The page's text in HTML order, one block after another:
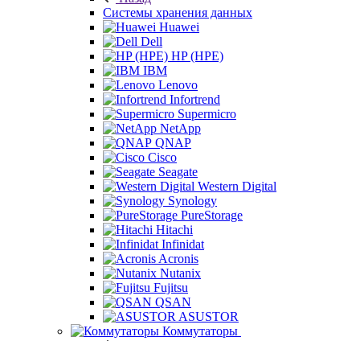
Системы хранения данных
Huawei
Dell
HP (HPE)
IBM
Lenovo
Infortrend
Supermicro
NetApp
QNAP
Cisco
Seagate
Western Digital
Synology
PureStorage
Hitachi
Infinidat
Acronis
Nutanix
Fujitsu
QSAN
ASUSTOR
Коммутаторы